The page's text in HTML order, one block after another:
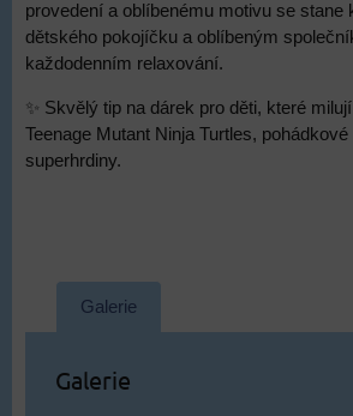
provedení a oblíbenému motivu se stane
dětského pokojíčku a oblíbeným
každodenním relaxování.
✨ Skvělý tip na dárek pro děti, které
Teenage Mutant Ninja Turtles,
superhrdiny.
Galerie
Galerie